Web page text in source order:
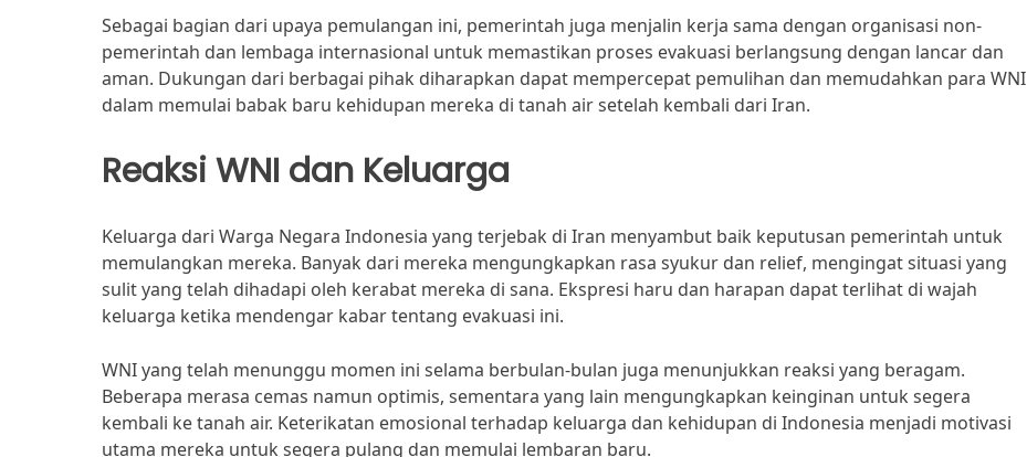
Sebagai bagian dari upaya pemulangan ini, pemerintah juga menjalin kerja sama dengan organisasi non-
pemerintah dan lembaga internasional untuk memastikan proses evakuasi berlangsung dengan lancar dan
aman. Dukungan dari berbagai pihak diharapkan dapat mempercepat pemulihan dan memudahkan para WNI
dalam memulai babak baru kehidupan mereka di tanah air setelah kembali dari Iran.
Reaksi WNI dan Keluarga
Keluarga dari Warga Negara Indonesia yang terjebak di Iran menyambut baik keputusan pemerintah untuk
memulangkan mereka. Banyak dari mereka mengungkapkan rasa syukur dan relief, mengingat situasi yang
sulit yang telah dihadapi oleh kerabat mereka di sana. Ekspresi haru dan harapan dapat terlihat di wajah
keluarga ketika mendengar kabar tentang evakuasi ini.
WNI yang telah menunggu momen ini selama berbulan-bulan juga menunjukkan reaksi yang beragam.
Beberapa merasa cemas namun optimis, sementara yang lain mengungkapkan keinginan untuk segera
kembali ke tanah air. Keterikatan emosional terhadap keluarga dan kehidupan di Indonesia menjadi motivasi
utama mereka untuk segera pulang dan memulai lembaran baru.